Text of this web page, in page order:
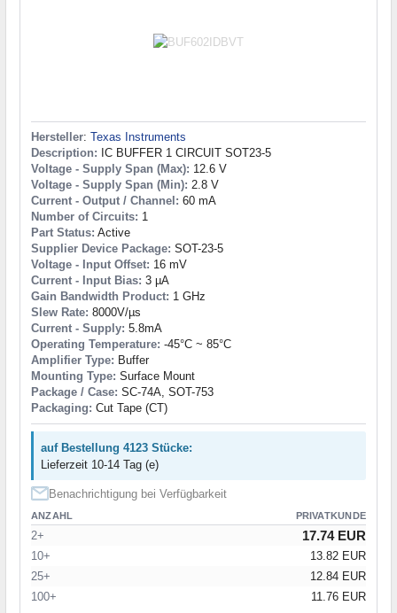
Hersteller: Texas Instruments
Description: IC BUFFER 1 CIRCUIT SOT23-5
Voltage - Supply Span (Max): 12.6 V
Voltage - Supply Span (Min): 2.8 V
Current - Output / Channel: 60 mA
Number of Circuits: 1
Part Status: Active
Supplier Device Package: SOT-23-5
Voltage - Input Offset: 16 mV
Current - Input Bias: 3 µA
Gain Bandwidth Product: 1 GHz
Slew Rate: 8000V/µs
Current - Supply: 5.8mA
Operating Temperature: -45°C ~ 85°C
Amplifier Type: Buffer
Mounting Type: Surface Mount
Package / Case: SC-74A, SOT-753
Packaging: Cut Tape (CT)
auf Bestellung 4123 Stücke:
Lieferzeit 10-14 Tag (e)
Benachrichtigung bei Verfügbarkeit
ANZAHL PRIVATKUNDE
2+ 17.74 EUR
10+
13.82 EUR
25+
12.84 EUR
100+
11.76 EUR